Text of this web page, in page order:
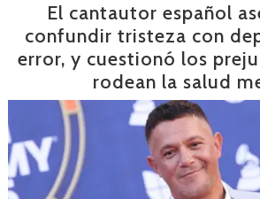
El cantautor español
confundir tristeza con
error, y cuestionó los
rodean la salud